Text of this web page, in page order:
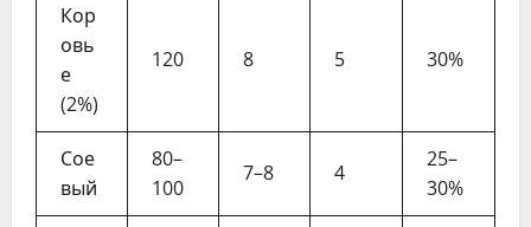
Кор
овь
е
(2%)
120 8 5 30%
Сое
вый
80–
100
7–8 4
25–
30%